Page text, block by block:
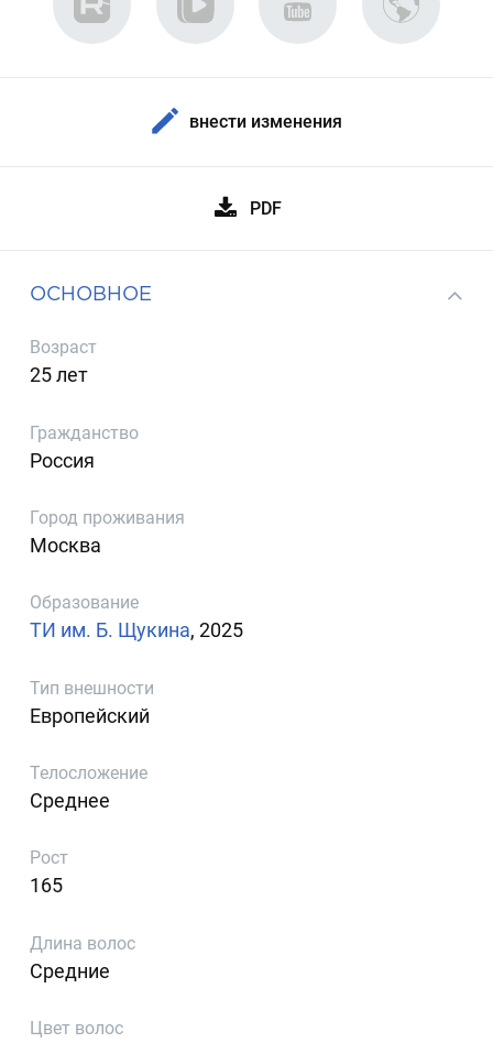
внести изменения
PDF
ОСНОВНОЕ
Возраст
25 лет
Гражданство
Россия
Город проживания
Москва
Образование
ТИ им. Б. Щукина, 2025
Тип внешности
Европейский
Телосложение
Среднее
Рост
165
Длина волос
Средние
Цвет волос